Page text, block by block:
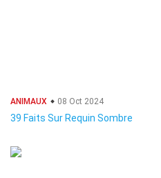
ANIMAUX 08 Oct 2024
39 Faits Sur Requin Sombre